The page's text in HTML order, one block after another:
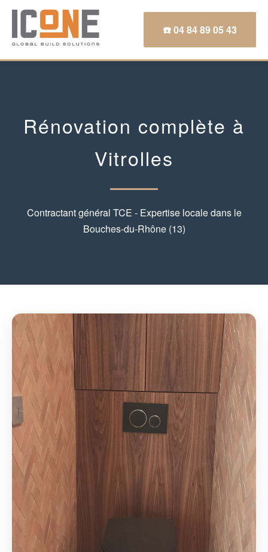
☎️ 04 84 89 05 43
Rénovation complète à
Vitrolles
Contractant général TCE - Expertise locale dans le
Bouches-du-Rhône (13)